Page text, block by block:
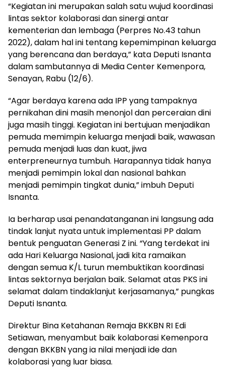
“Kegiatan ini merupakan salah satu wujud koordinasi
lintas sektor kolaborasi dan sinergi antar
kementerian dan lembaga (Perpres No.43 tahun
2022), dalam hal ini tentang kepemimpinan keluarga
yang berencana dan berdaya,” kata Deputi Isnanta
dalam sambutannya di Media Center Kemenpora,
Senayan, Rabu (12/6).
“Agar berdaya karena ada IPP yang tampaknya
pernikahan dini masih menonjol dan perceraian dini
juga masih tinggi. Kegiatan ini bertujuan menjadikan
pemuda memimpin keluarga menjadi baik, wawasan
pemuda menjadi luas dan kuat, jiwa
enterpreneurnya tumbuh. Harapannya tidak hanya
menjadi pemimpin lokal dan nasional bahkan
menjadi pemimpin tingkat dunia,” imbuh Deputi
Isnanta.
Ia berharap usai penandatanganan ini langsung ada
tindak lanjut nyata untuk implementasi PP dalam
bentuk penguatan Generasi Z ini. “Yang terdekat ini
ada Hari Keluarga Nasional, jadi kita ramaikan
dengan semua K/L turun membuktikan koordinasi
lintas sektornya berjalan baik. Selamat atas PKS ini
selamat dalam tindaklanjut kerjasamanya,” pungkas
Deputi Isnanta.
Direktur Bina Ketahanan Remaja BKKBN RI Edi
Setiawan, menyambut baik kolaborasi Kemenpora
dengan BKKBN yang ia nilai menjadi ide dan
kolaborasi yang luar biasa.